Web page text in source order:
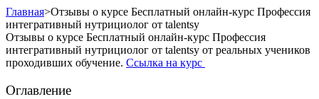
Главная>Отзывы о курсе Бесплатный онлайн-курс Профессия
интегративный нутрициолог от talentsy
Отзывы о курсе Бесплатный онлайн-курс Профессия
интегративный нутрициолог от talentsy от реальных учеников
проходивших обучение. Ссылка на курс
Оглавление